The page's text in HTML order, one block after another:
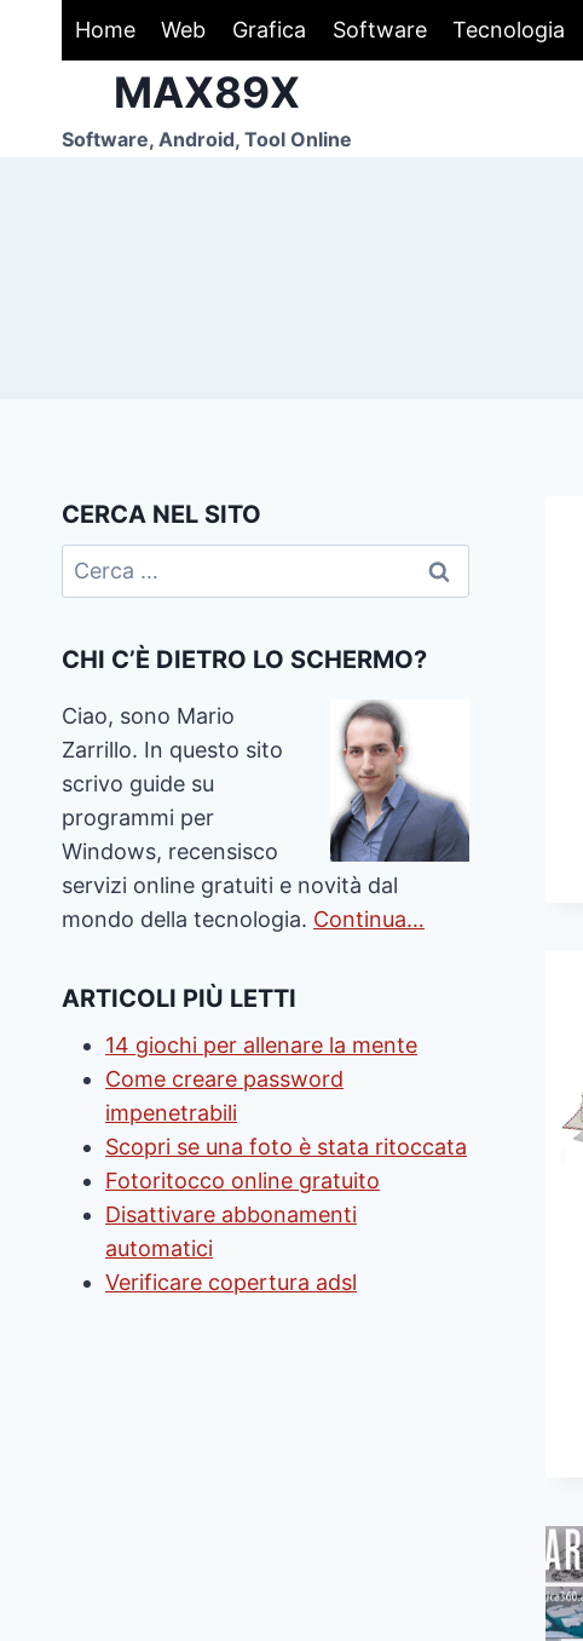
Home Web Grafica Software Tecnologia
MAX89X
Software, Android, Tool Online
CERCA NEL SITO
Ricerca
per:
CHI C’È DIETRO LO SCHERMO?
Ciao, sono Mario
Zarrillo. In questo sito
scrivo guide su
programmi per
Windows, recensisco
servizi online gratuiti e novità dal
mondo della tecnologia. Continua…
ARTICOLI PIÙ LETTI
14 giochi per allenare la mente
Come creare password
impenetrabili
Scopri se una foto è stata ritoccata
Fotoritocco online gratuito
Disattivare abbonamenti
automatici
Verificare copertura adsl